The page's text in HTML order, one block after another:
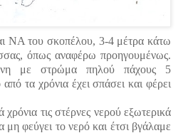
ΝΑ του σκοπέλου, 3-4 μέτρα κάτω
όπως αναφέρω προηγουμένως.
με στρώμα πηλού πάχους 5
τα χρόνια έχει σπάσει και φέρει
τις στέρνες νερού εξωτερικά
μη φεύγει το νερό και έτσι βγάλαμε